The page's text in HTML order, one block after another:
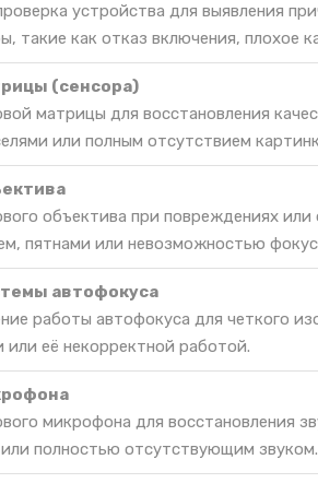
устройства для выявления
такие как отказ включения, плохое
(сенсора)
матрицы для восстановления
или полным отсутствием
объектива при повреждениях
пятнами или невозможностью
автофокуса
работы автофокуса для четкого
или её некорректной работой.
микрофона для восстановления
полностью отсутствующим звуком.